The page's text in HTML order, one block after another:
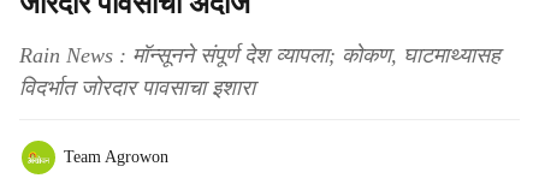
Rain News : मॉन्सूनने संपूर्ण देश व्यापला; कोकण, घाटमाथ्यासह
विदर्भात जोरदार पावसाचा इशारा
Team Agrowon